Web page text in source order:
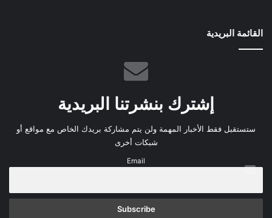
القائمة البريدية
إشترك بنشرتنا البريدية
ستستقبل فقط الأخبار المهمة ولن يتم مشاركة بريدك الخاص مع مواقع أو
شبكات أخرى
Email